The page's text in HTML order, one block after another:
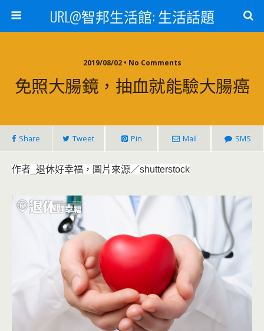
URL@智邦生活館: 生活話題
2019/08/02 • No Comments
免照大腸鏡，抽血就能驗大腸癌
Share Tweet Pin Mail SMS
作者_退休好幸福，圖片來源／shutterstock